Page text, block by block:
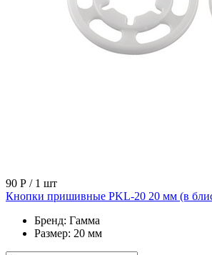
90 Р / 1 шт
Кнопки пришивные PKL-20 20 мм (в
Бренд: Гамма
Размер: 20 мм